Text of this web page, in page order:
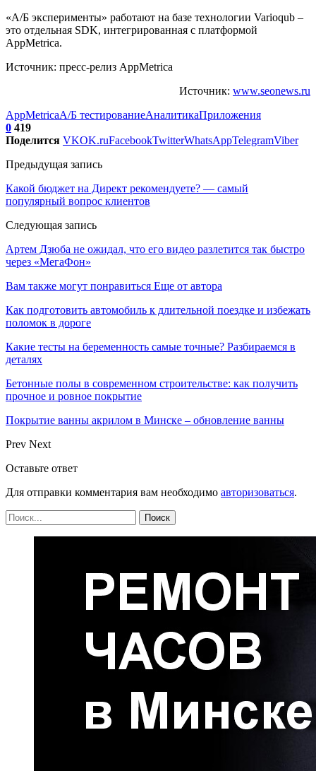
«А/Б эксперименты» работают на базе технологии Varioqub –
это отдельная SDK, интегрированная с платформой
AppMetrica.
Источник: пресс-релиз AppMetrica
Источник: www.seonews.ru
AppMetricaА/Б тестированиеАналитикаПриложения
0 419
Поделится VKOK.ruFacebookTwitterWhatsAppTelegramViber
Предыдущая запись
Какой бюджет на Директ рекомендуете? — самый
популярный вопрос клиентов
Следующая запись
Артем Дзюба не ожидал, что его видео разлетится так быстро
через «МегаФон»
Вам также могут понравиться Еще от автора
Как подготовить автомобиль к длительной поездке и избежать
поломок в дороге
Какие тесты на беременность самые точные? Разбираемся в
деталях
Бетонные полы в современном строительстве: как получить
прочное и ровное покрытие
Покрытие ванны акрилом в Минске – обновление ванны
Prev Next
Оставьте ответ
Для отправки комментария вам необходимо авторизоваться.